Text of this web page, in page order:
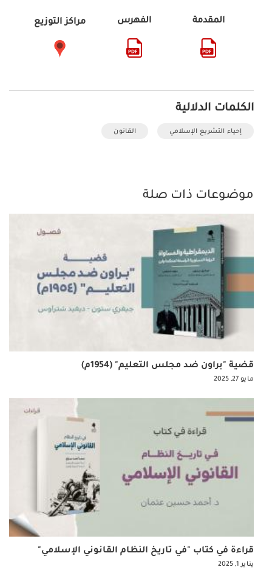
المقدمة الفهرس مراكز التوزيع
الكلمات الدلالية
إحياء التشريع الإسلامي القانون
موضوعات ذات صلة
قضية "براون ضد مجلس التعليم" (1954م)
مايو 27, 2025
قراءة في كتاب "في تاريخ النظام القانوني الإسلامي"
يناير 1, 2025